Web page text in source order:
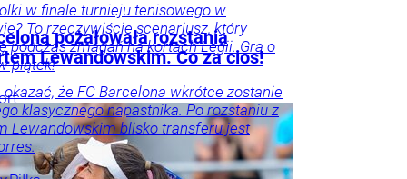
w finale turnieju tenisowego w
To rzeczywiście scenariusz, który
podczas zmagań na kortach Legii. Gra o
piątek!
pożałowała rozstania
Lewandowskim. Co za cios!
okazać, że FC Barcelona wkrótce zostanie
klasycznego napastnika. Po rozstaniu z
Lewandowskim blisko transferu jest